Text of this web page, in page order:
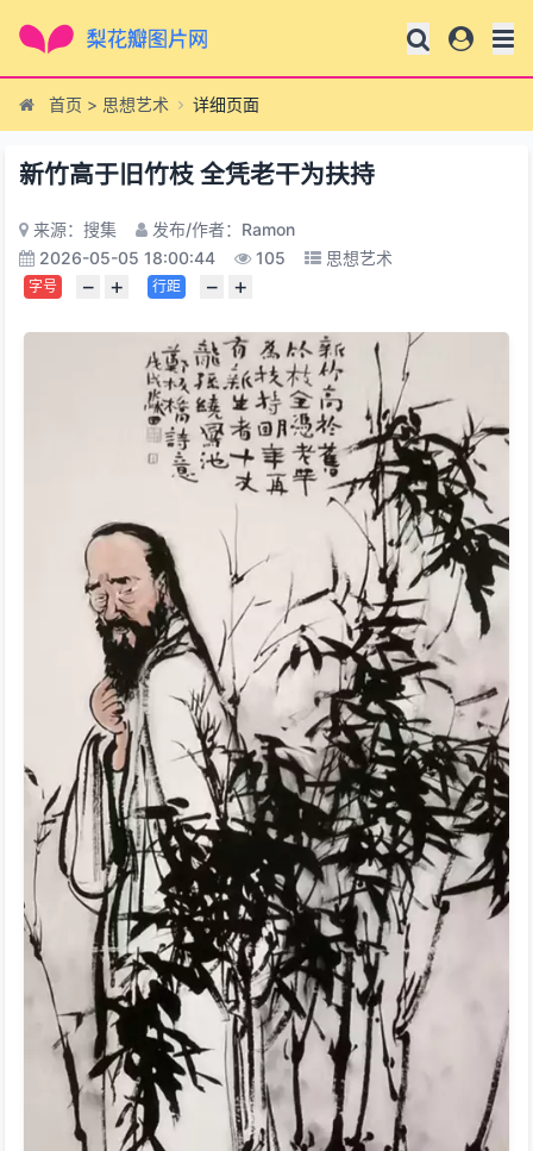
首页 > 思想艺术 详细页面
新竹高于旧竹枝 全凭老干为扶持
来源：搜集
发布/作者：Ramon
2026-05-05 18:00:44
105 思想艺术
字号 − + 行距 − +